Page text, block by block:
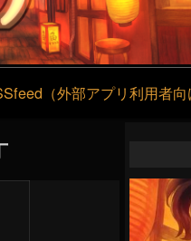
（外部アプリ利用者向